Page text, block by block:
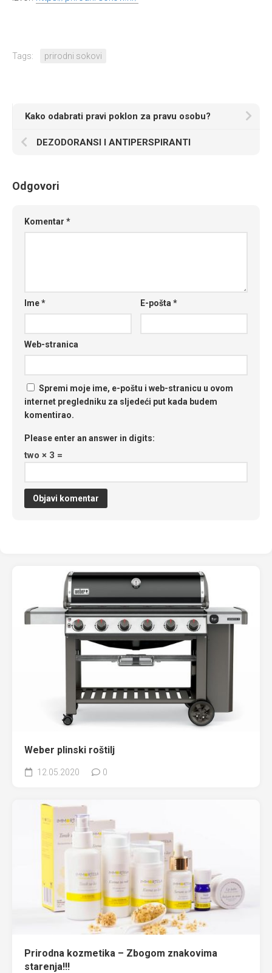
Tags: prirodni sokovi
Kako odabrati pravi poklon za pravu osobu?
DEZODORANSI I ANTIPERSPIRANTI
Odgovori
Komentar *
Ime* E-pošta*
Web-stranica
Spremi moje ime, e-poštu i web-stranicu u ovom
internet pregledniku za sljedeći put kada budem
komentirao.
Please enter an answer in digits:
two × 3 =
Weber plinski roštilj
12.05.2020 0
Prirodna kozmetika – Zbogom znakovima
starenja!!!